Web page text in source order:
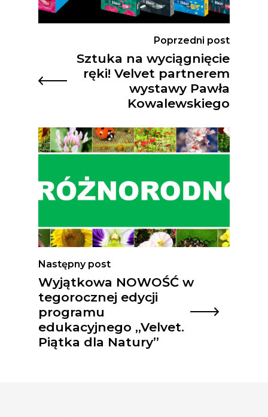
Poprzedni post
Sztuka na wyciągnięcie
ręki! Velvet partnerem
wystawy Pawła
Kowalewskiego
Następny post
Wyjątkowa NOWOŚĆ w
tegorocznej edycji
programu
edukacyjnego „Velvet.
Piątka dla Natury”